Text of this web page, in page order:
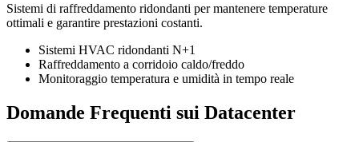
Sistemi di raffreddamento ridondanti per mantenere temperature
ottimali e garantire prestazioni costanti.
Sistemi HVAC ridondanti N+1
Raffreddamento a corridoio caldo/freddo
Monitoraggio temperatura e umidità in tempo reale
Domande Frequenti sui Datacenter